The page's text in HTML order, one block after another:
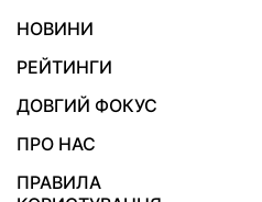
НОВИНИ
РЕЙТИНГИ
ДОВГИЙ ФОКУС
ПРО НАС
ПРАВИЛА